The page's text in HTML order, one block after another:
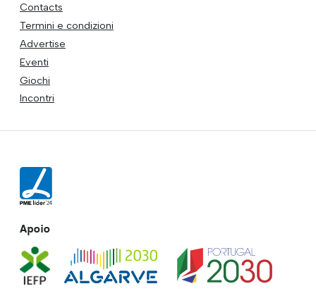
Contacts
Termini e condizioni
Advertise
Eventi
Giochi
Incontri
Apoio